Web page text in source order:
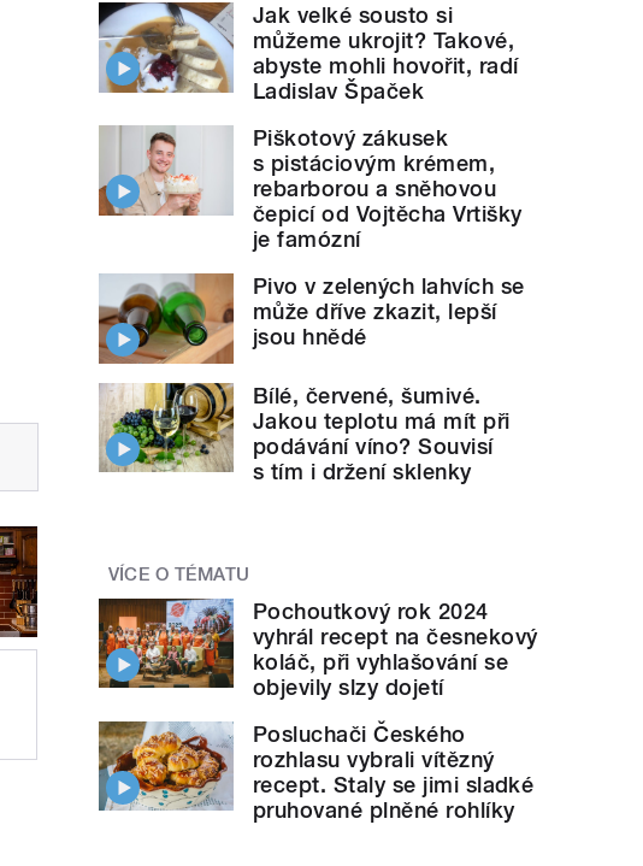
Jak velké sousto si
můžeme ukrojit? Takové,
abyste mohli hovořit, radí
Ladislav Špaček
Piškotový zákusek
s pistáciovým krémem,
rebarborou a sněhovou
čepicí od Vojtěcha Vrtišky
je famózní
Pivo v zelených lahvích se
může dříve zkazit, lepší
jsou hnědé
Bílé, červené, šumivé.
Jakou teplotu má mít při
podávání víno? Souvisí
s tím i držení sklenky
VÍCE O TÉMATU
Pochoutkový rok 2024
vyhrál recept na česnekový
koláč, při vyhlašování se
objevily slzy dojetí
Posluchači Českého
rozhlasu vybrali vítězný
recept. Staly se jimi sladké
pruhované plněné rohlíky